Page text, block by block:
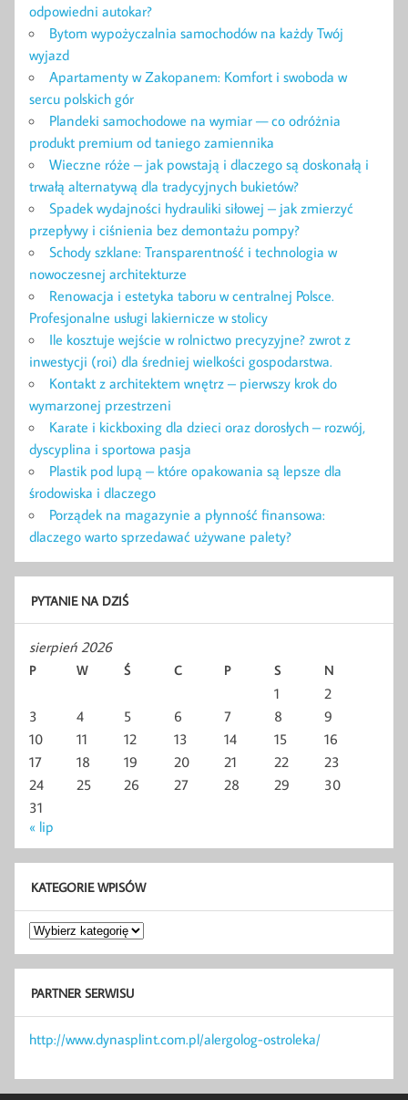
odpowiedni autokar?
Bytom wypożyczalnia samochodów na każdy Twój
wyjazd
Apartamenty w Zakopanem: Komfort i swoboda w
sercu polskich gór
Plandeki samochodowe na wymiar — co odróżnia
produkt premium od taniego zamiennika
Wieczne róże – jak powstają i dlaczego są doskonałą i
trwałą alternatywą dla tradycyjnych bukietów?
Spadek wydajności hydrauliki siłowej – jak zmierzyć
przepływy i ciśnienia bez demontażu pompy?
Schody szklane: Transparentność i technologia w
nowoczesnej architekturze
Renowacja i estetyka taboru w centralnej Polsce.
Profesjonalne usługi lakiernicze w stolicy
Ile kosztuje wejście w rolnictwo precyzyjne? zwrot z
inwestycji (roi) dla średniej wielkości gospodarstwa.
Kontakt z architektem wnętrz – pierwszy krok do
wymarzonej przestrzeni
Karate i kickboxing dla dzieci oraz dorosłych – rozwój,
dyscyplina i sportowa pasja
Plastik pod lupą – które opakowania są lepsze dla
środowiska i dlaczego
Porządek na magazynie a płynność finansowa:
dlaczego warto sprzedawać używane palety?
PYTANIE NA DZIŚ
sierpień 2026
P W Ś C P S N
1
2
3
4 5 6 7 8
9
10
11 12 13 14 15
16
17
18 19 20 21 22
23
24
25 26 27 28 29
30
31
« lip
KATEGORIE WPISÓW
Kategorie
wpisów
PARTNER SERWISU
http://www.dynasplint.com.pl/alergolog-ostroleka/